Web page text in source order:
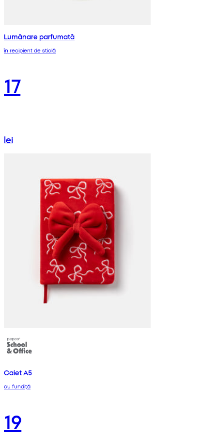
Lumânare parfumată
în recipient de sticlă
17
lei
Caiet A5
cu fundiță
19